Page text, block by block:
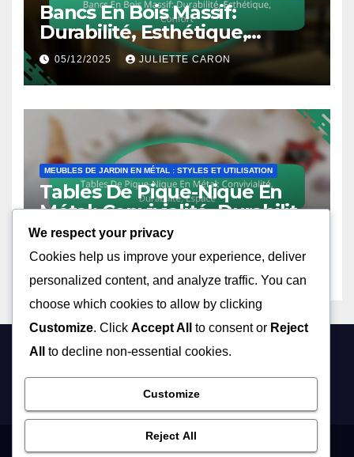
Bancs En Bois Massif:
Durabilité, Esthétique,
Confort
05/12/2025 JULIETTE CARON
MEUBLES DE JARDIN EN MÉTAL : STYLES ET UTILISATION
Tables De Pique-Nique En
Métal: Convivialité, Durabilité,
Espace
05/12/2025 JULIETTE CARON
rdesjardins.com
We respect your privacy
Cookies help us improve your experience, deliver
personalized content, and analyze traffic. You can
choose which cookies to allow by clicking
Customize. Click Accept All to consent or Reject
All
to decline non-essential cookies.
Customize
Reject All